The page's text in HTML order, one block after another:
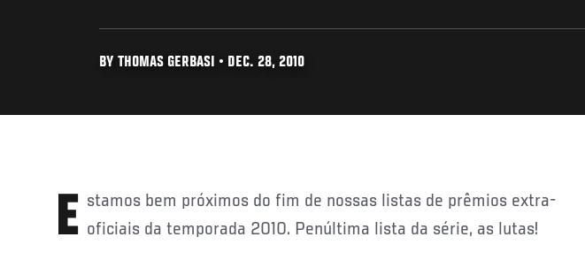
BY THOMAS GERBASI • DEC. 28, 2010
Estamos bem próximos do fim de nossas listas de prêmios extra- oficiais da temporada 2010. Penúltima lista da série, as lutas!